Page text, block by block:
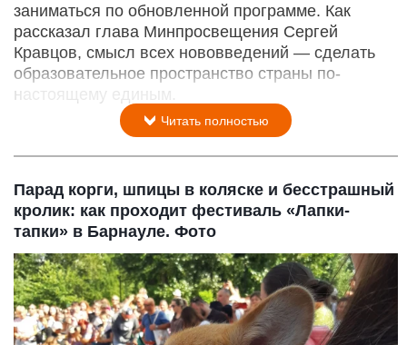
заниматься по обновленной программе. Как
рассказал глава Минпросвещения Сергей
Кравцов, смысл всех нововведений — сделать
образовательное пространство страны по-
настоящему единым.
Читать полностью
Парад корги, шпицы в коляске и бесстрашный
кролик: как проходит фестиваль «Лапки-
тапки» в Барнауле. Фото